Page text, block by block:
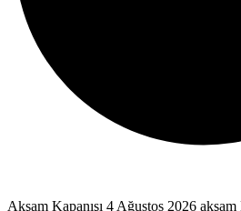
Akşam Kapanışı 4 Ağustos 2026